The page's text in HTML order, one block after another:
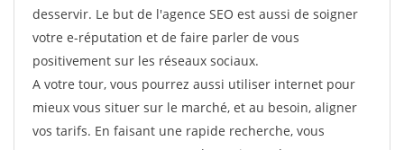
desservir. Le but de l'agence SEO est aussi de soigner
votre e-réputation et de faire parler de vous
positivement sur les réseaux sociaux.
A votre tour, vous pourrez aussi utiliser internet pour
mieux vous situer sur le marché, et au besoin, aligner
vos tarifs. En faisant une rapide recherche, vous